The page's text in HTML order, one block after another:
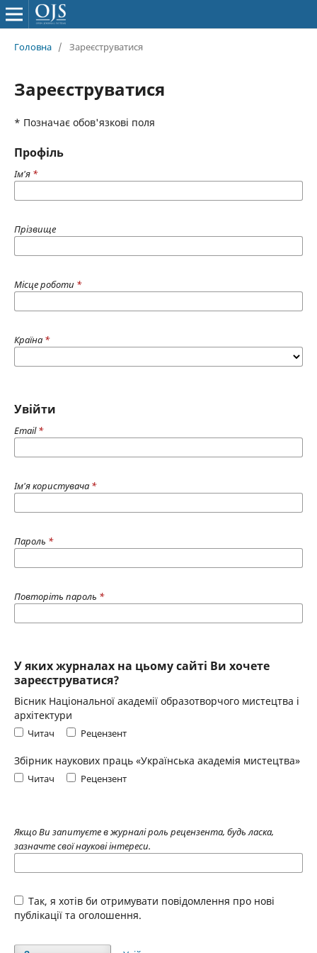
Головна / Зареєструватися
Зареєструватися
* Позначає обов'язкові поля
Профіль
Ім'я *
Прізвище
Місце роботи *
Країна *
Увійти
Email*
Ім'я користувача *
Пароль *
Повторіть пароль *
У яких журналах на цьому сайті Ви хочете
зареєструватися?
Вісник Національної академії образотворчого мистецтва і
архітектури
Читач Рецензент
Збірник наукових праць «Українська академія мистецтва»
Читач Рецензент
Якщо Ви запитуєте в журналі роль рецензента, будь ласка,
зазначте свої наукові інтереси.
Так, я хотів би отримувати повідомлення про нові
публікації та оголошення.